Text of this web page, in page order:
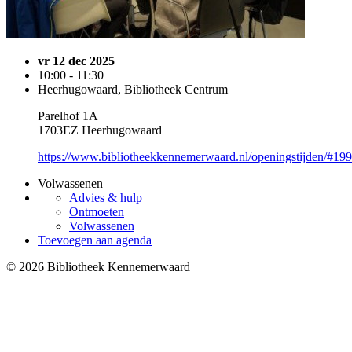
vr 12 dec 2025
10:00 - 11:30
Heerhugowaard, Bibliotheek Centrum
Parelhof 1A
1703EZ Heerhugowaard
https://www.bibliotheekkennemerwaard.nl/openingstijden/
Volwassenen
Advies & hulp
Ontmoeten
Volwassenen
Toevoegen aan agenda
© 2026 Bibliotheek Kennemerwaard